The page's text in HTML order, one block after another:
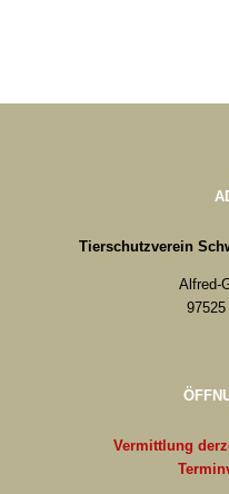
Tierschutzverein
Alfred-
Vermittlung